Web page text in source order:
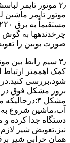
۲٫ ﻣﻮﺗﻮر ﺗﺎﯾﻤﺮ
ﻣﻮﺗﻮر ﺗﺎﯾﻤﺮ ماشین
چرخدندهها به گوش
ﺻﻮرت ﺑﻮﺑﯿﻦ را
۳٫ ﺳﯿﻢ راﺑﻂ ﺑﯿﻦ
کمک اهممتر ارﺗﺒﺎط
ﺷﻮد،بررسی
ﺑﺮوز مشکل ﻓﻮق
مشکل
آب،ﻣﺎﺷﯿﻦ ﺷﺮوع ﺑﻪ
دستگاه جدا کرده و
نیز،تعویض شیر
همان خرابی شیر